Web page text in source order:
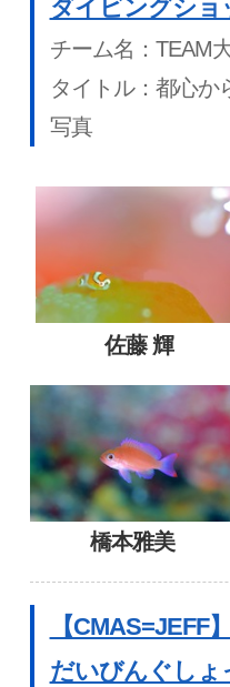
ダイビングショ
チーム名：TEAM
タイトル：都心か
写真
佐藤 輝
橋本雅美
【CMAS=JEFF】
だいびんぐしょ